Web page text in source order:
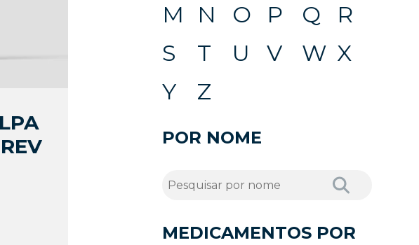
M
N O P Q
R
S
T U V W X
Y
Z
POR NOME
MEDICAMENTOS POR